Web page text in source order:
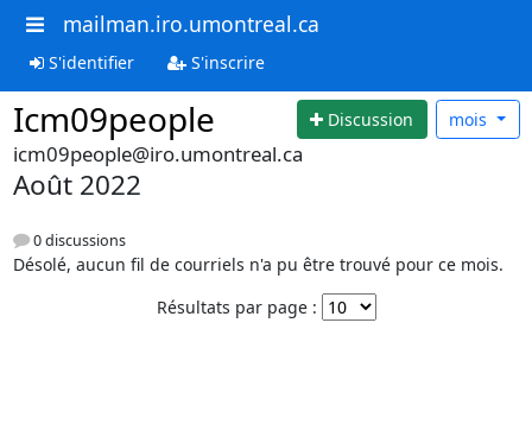
mailman.iro.umontreal.ca
S'identifier S'inscrire
Icm09people Discussion mois
icm09people@iro.umontreal.ca
Août 2022
0 discussions
Désolé, aucun fil de courriels n'a pu être trouvé pour ce mois.
Résultats par page :